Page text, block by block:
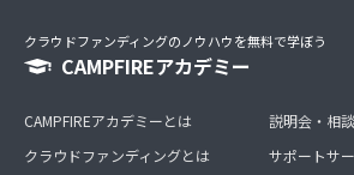
クラウドファンディングのノウハウを無料で学ぼう
CAMPFIREアカデミー
CAMPFIREアカデミーとは
クラウドファンディングとは
説明会・相
サポートサ